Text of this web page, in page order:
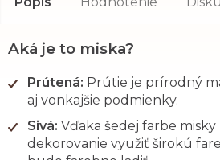
Aká je to miska?
Prútená: Prútie je prírodný
aj vonkajšie podmienky.
Sivá: Vďaka šedej farbe
dekorovanie využiť širokú